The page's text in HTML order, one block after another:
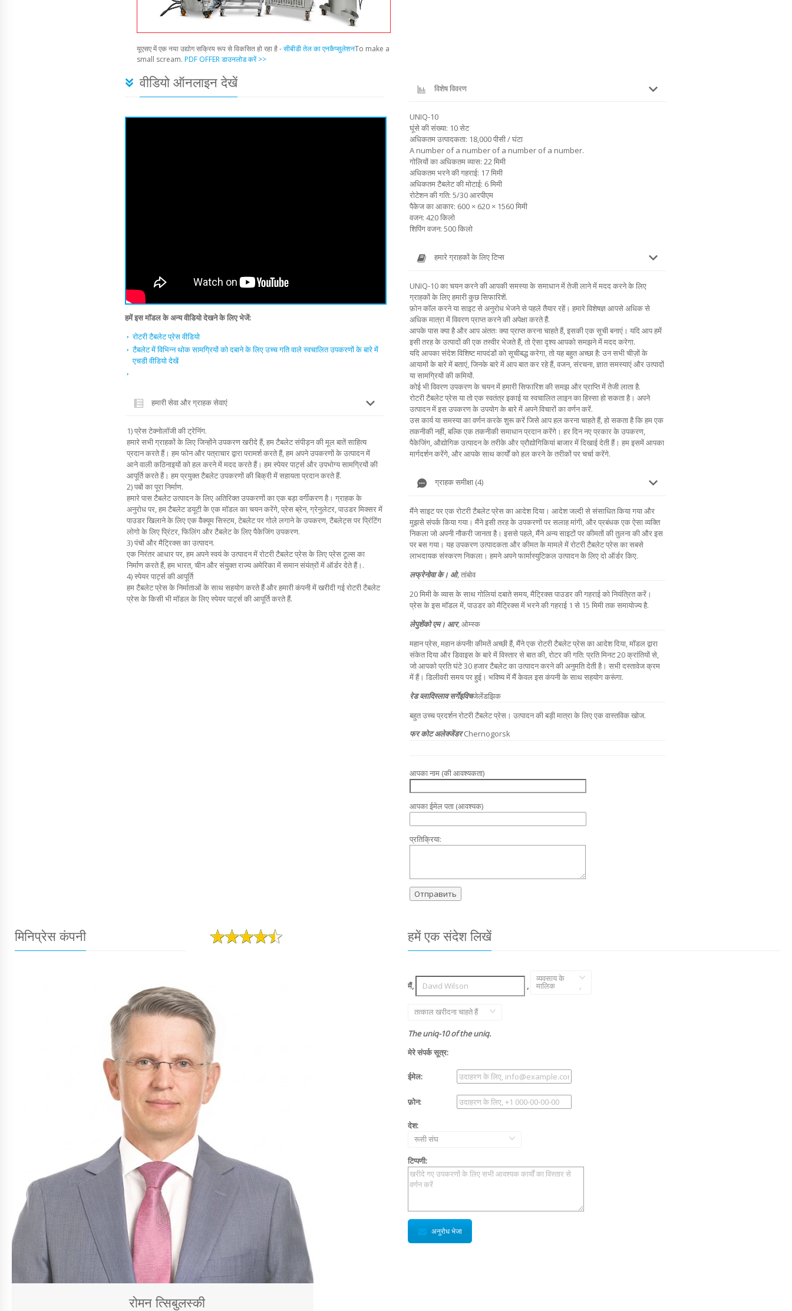
यूएसए में एक नया उद्योग सक्रिय रूप से विकसित हो रहा है -सीबीडी तेल का एनकैप्सुलेशनTo make a
small scream. PDF OFFER डाउनलोड करें >>
वीडियो ऑनलाइन देखें
हमें इस मॉडल के अन्य वीडियो देखने के लिए भेजें:
रोटरी टैबलेट प्रेस वीडियो
टैबलेट में विभिन्न थोक सामग्रियों को दबाने के लिए उच्च गति वाले स्वचालित उपकरणों के बारे में
एचडी वीडियो देखें
हमारी सेवा और ग्राहक सेवाएं
1) प्रेस टेक्नोलॉजी की ट्रेनिंग.
हमारे सभी ग्राहकों के लिए जिन्होंने उपकरण खरीदे हैं, हम टैबलेट संपीड़न की मूल बातें साहित्य
प्रदान करते हैं। हम फोन और पत्राचार द्वारा परामर्श करते हैं, हम अपने उपकरणों के उत्पादन में
आने वाली कठिनाइयों को हल करने में मदद करते हैं। हम स्पेयर पार्ट्स और उपभोग्य सामग्रियों की
आपूर्ति करते हैं। हम प्रयुक्त टैबलेट उपकरणों की बिक्री में सहायता प्रदान करते हैं.
2) पबों का पूरा निर्माण.
हमारे पास टैबलेट उत्पादन के लिए अतिरिक्त उपकरणों का एक बड़ा वर्गीकरण है। ग्राहक के
अनुरोध पर, हम टैबलेट डयूटी के एक मॉडल का चयन करेंगे, प्रेस ब्रेन, ग्रेनुलेटर, पाउडर मिक्सर में
पाउडर खिलाने के लिए एक वैक्यूम सिस्टम, टेबलेट पर गोले लगाने के उपकरण, टैबलेट्स पर प्रिंटिंग
लोगो के लिए प्रिंटर, फिलिंग और टैबलेट के लिए पैकेजिंग उपकरण.
3) पंचों और मैट्रिक्स का उत्पादन.
एक निरंतर आधार पर, हम अपने स्वयं के उत्पादन में रोटरी टैबलेट प्रेस के लिए प्रेस टूल्स का
निर्माण करते हैं, हम भारत, चीन और संयुक्त राज्य अमेरिका में समान संयंत्रों में ऑर्डर देते हैं।.
4) स्पेयर पार्ट्स की आपूर्ति
हम टैबलेट प्रेस के निर्माताओं के साथ सहयोग करते हैं और हमारी कंपनी में खरीदी गई रोटरी टैबलेट
प्रेस के किसी भी मॉडल के लिए स्पेयर पार्ट्स की आपूर्ति करते हैं.
विशेष विवरण
UNIQ-10
घूंसे की संख्या: 10 सेट
अधिकतम उत्पादकता: 18,000 पीसी / घंटा
A number of a number of a number of a number.
गोलियों का अधिकतम व्यास: 22 मिमी
अधिकतम भरने की गहराई: 17 मिमी
अधिकतम टैबलेट की मोटाई: 6 मिमी
रोटेशन की गति: 5/30 आरपीएम
पैकेज का आकार: 600 × 620 × 1560 मिमी
वजन: 420 किलो
शिपिंग वजन: 500 किलो
हमारे ग्राहकों के लिए टिप्स
UNIQ-10 का चयन करने की आपकी समस्या के समाधान में तेजी लाने में मदद करने के लिए
ग्राहकों के लिए हमारी कुछ सिफारिशें.
फ़ोन कॉल करने या साइट से अनुरोध भेजने से पहले तैयार रहें। हमारे विशेषज्ञ आपसे अधिक से
अधिक मात्रा में विवरण प्राप्त करने की अपेक्षा करते हैं.
आपके पास क्या है और आप अंततः क्या प्राप्त करना चाहते हैं, इसकी एक सूची बनाएं। यदि आप हमें
इसी तरह के उत्पादों की एक तस्वीर भेजते हैं, तो ऐसा दृश्य आपको समझने में मदद करेगा.
यदि आपका संदेश विशिष्ट मापदंडों को सूचीबद्ध करेगा, तो यह बहुत अच्छा है: उन सभी चीज़ों के
आयामों के बारे में बताएं, जिनके बारे में आप बात कर रहे हैं, वजन, संरचना, ज्ञात समस्याएं और उत्पादों
या सामग्रियों की कमियों.
कोई भी विवरण उपकरण के चयन में हमारी सिफारिश की समझ और प्राप्ति में तेजी लाता है.
रोटरी टैबलेट प्रेस या तो एक स्वतंत्र इकाई या स्वचालित लाइन का हिस्सा हो सकता है। अपने
उत्पादन में इस उपकरण के उपयोग के बारे में अपने विचारों का वर्णन करें.
उस कार्य या समस्या का वर्णन करके शुरू करें जिसे आप हल करना चाहते हैं, हो सकता है कि हम एक
तकनीकी नहीं, बल्कि एक तकनीकी समाधान प्रदान करेंगे। हर दिन नए प्रकार के उपकरण,
पैकेजिंग, औद्योगिक उत्पादन के तरीके और प्रौद्योगिकियां बाजार में दिखाई देती हैं। हम इसमें आपका
मार्गदर्शन करेंगे, और आपके साथ कार्यों को हल करने के तरीकों पर चर्चा करेंगे.
ग्राहक समीक्षा (4)
मैंने साइट पर एक रोटरी टैबलेट प्रेस का आदेश दिया। आदेश जल्दी से संसाधित किया गया और
मुझसे संपर्क किया गया। मैंने इसी तरह के उपकरणों पर सलाह मांगी, और प्रबंधक एक ऐसा व्यक्ति
निकला जो अपनी नौकरी जानता है। इससे पहले, मैंने अन्य साइटों पर कीमतों की तुलना की और इस
पर बस गया। यह उपकरण उत्पादकता और कीमत के मामले में रोटरी टैबलेट प्रेस का सबसे
लाभदायक संस्करण निकला। हमने अपने फार्मास्युटिकल उत्पादन के लिए दो ऑर्डर किए.
लफ्रेनोवा के। ओ,तांबोव
20 मिमी के व्यास के साथ गोलियां दबाते समय, मैट्रिक्स पाउडर की गहराई को नियंत्रित करें।
प्रेस के इस मॉडल में, पाउडर को मैट्रिक्स में भरने की गहराई 1 से 15 मिमी तक समायोज्य है.
लेपुशेंको एम। आर,ओम्स्क
महान प्रेस, महान कंपनी! कीमतें अच्छी हैं, मैंने एक रोटरी टैबलेट प्रेस का आदेश दिया, मॉडल द्वारा
संकेत दिया और डिवाइस के बारे में विस्तार से बात की, रोटर की गति: प्रति मिनट 20 क्रांतियों से,
जो आपको प्रति घंटे 30 हजार टैबलेट का उत्पादन करने की अनुमति देती है। सभी दस्तावेज क्रम
में हैं। डिलीवरी समय पर हुई। भविष्य में मैं केवल इस कंपनी के साथ सहयोग करूंगा.
रेड व्लादिस्लाव सर्गेइविचजेलेंडझिक
बहुत उच्च प्रदर्शन रोटरी टैबलेट प्रेस। उत्पादन की बड़ी मात्रा के लिए एक वास्तविक खोज.
फर कोट अलेक्जेंडरChernogorsk
आपका नाम (की आवश्यकता)
आपका ईमेल पता (आवश्यक)
प्रतिक्रिया:
मिनिप्रेस कंपनी
रोमन त्सिबुलस्की
हमें एक संदेश लिखें
मैं, ,
व्यवसाय के
मालिक ,
तत्काल खरीदना चाहते हैं
The uniq-10 of the uniq.
मेरे संपर्क सूत्र:
ईमेल:
फ़ोन:
देश:
रूसी संघ
टिप्पणी:
अनुरोध भेजा